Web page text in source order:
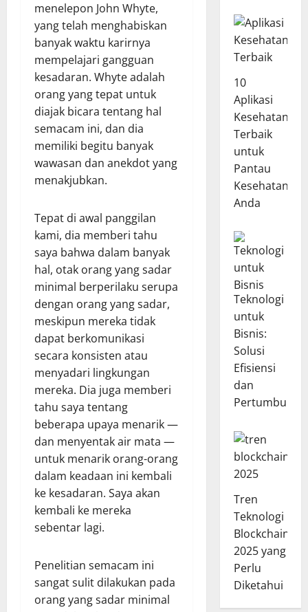
menelepon John Whyte,
yang telah menghabiskan
banyak waktu karirnya
mempelajari gangguan
kesadaran. Whyte adalah
orang yang tepat untuk
diajak bicara tentang hal
semacam ini, dan dia
memiliki begitu banyak
wawasan dan anekdot yang
menakjubkan.
Tepat di awal panggilan
kami, dia memberi tahu
saya bahwa dalam banyak
hal, otak orang yang sadar
minimal berperilaku serupa
dengan orang yang sadar,
meskipun mereka tidak
dapat berkomunikasi
secara konsisten atau
menyadari lingkungan
mereka. Dia juga memberi
tahu saya tentang
beberapa upaya menarik —
dan menyentak air mata —
untuk menarik orang-orang
dalam keadaan ini kembali
ke kesadaran. Saya akan
kembali ke mereka
sebentar lagi.
Penelitian semacam ini
sangat sulit dilakukan pada
orang yang sadar minimal
10
Aplikasi
Kesehatan
Terbaik
untuk
Pantau
Kesehatan
Anda
Teknologi
untuk
Bisnis:
Solusi
Efisiensi
dan
Pertumbuhan
Tren
Teknologi
Blockchain
2025 yang
Perlu
Diketahui